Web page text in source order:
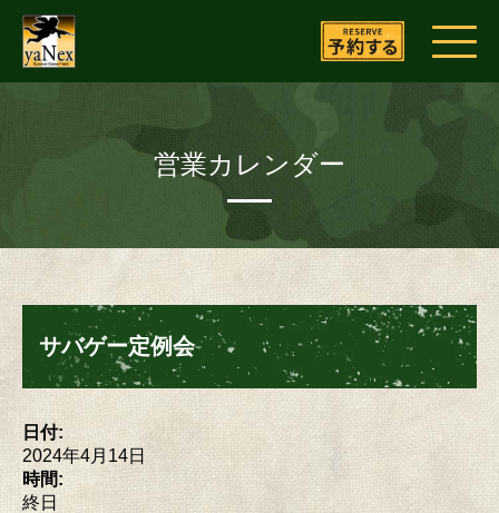
営業カレンダー
サバゲー定例会
日付:
2024年4月14日
時間:
終日